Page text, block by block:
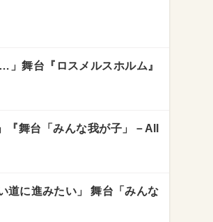
」舞台『ロスメルスホルム』
『舞台「みんな我が子」－All
道に進みたい」 舞台「みんな